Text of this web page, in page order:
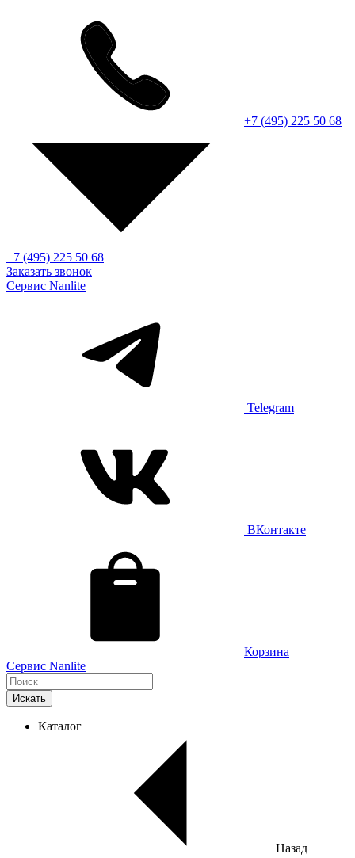
+7 (495) 225 50 68
+7 (495) 225 50 68
Заказать звонок
Сервис Nanlite
Telegram
ВКонтакте
Корзина
Сервис Nanlite
Искать
Каталог
Назад